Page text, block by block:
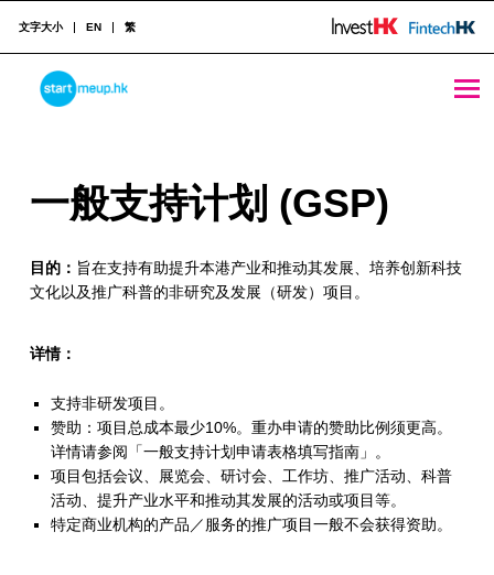
一般支持计划 (GSP) - StartmeupHK
STARTMEUPHK
STARTMEUPHK FESTIVAL IS THE LEADING STARTUP AND INNOVATION CONFERENCE EVENT IN HONG KONG
文字大小 EN 繁
一
支
计
划
(
G
S
一般支持计划 (GSP)
目的： 旨在支持有助提升本港产业和推动其发展、培养创新科技
文化以及推广科普的非研究及发展（研发）项目。
详情：
支持非研发项目。
赞助：项目总成本最少10%。重办申请的赞助比例须更高。
详情请参阅「一般支持计划申请表格填写指南」。
项目包括会议、展览会、研讨会、工作坊、推广活动、科普
活动、提升产业水平和推动其发展的活动或项目等。
特定商业机构的产品／服务的推广项目一般不会获得资助。